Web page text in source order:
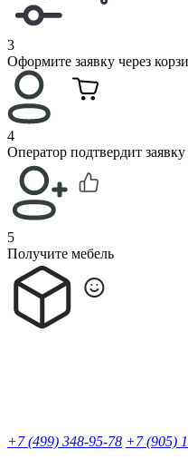
3
Оформите заявку через
4
Оператор подтвердит заявку
5
Получите мебель
+7 (499) 348-95-78 +7 (905)